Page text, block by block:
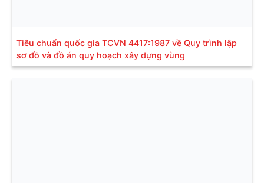
Tiêu chuẩn quốc gia TCVN 4417:1987 về Quy trình lập
sơ đồ và đồ án quy hoạch xây dựng vùng